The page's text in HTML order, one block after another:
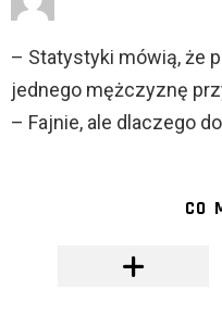
– Statystyki mówią, że
jednego mężczyznę
– Fajnie, ale dlaczego
CO